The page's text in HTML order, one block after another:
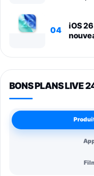
04
iOS
BONS PLANS LIVE